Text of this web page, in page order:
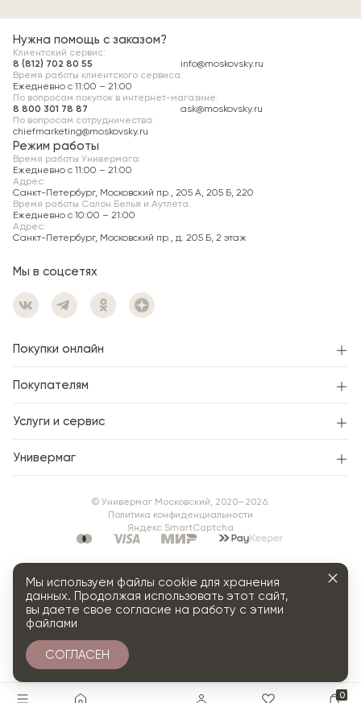
0
Нужна помощь с заказом?
Клиентский сервис:
8 (812) 702 80 55
info@moskovsky.ru
Время работы клиентского сервиса:
Ежедневно с 11:00 – 21:00
По вопросам сотрудничества:
chiefmarketing@moskovsky.ru
По вопросам покупок в интернет-магазине:
8 800 301 78 87
ask@moskovsky.ru
Режим работы
Время работы Универмага:
Ежедневно c 11:00 – 21:00
Адрес:
Санкт-Петербург, Московский пр., 205 А, 205 Б, 220
Время работы Салон Белья и Аутлета:
Ежедневно c 10:00 – 21:00
Адрес:
Санкт-Петербург, Московский пр., д. 205 Б, 2 этаж
Мы в соцсетях
Покупки онлайн
Покупателям
Услуги и сервис
Универмаг
© Универмаг Московский, 2020—2026.
Политика конфиденциальности
Яндекс SmartCaptcha
Мы используем файлы cookie для хранения
данных. Продолжая использовать этот сайт,
вы даете свое согласие на работу с этими
файлами
СОГЛАСЕН